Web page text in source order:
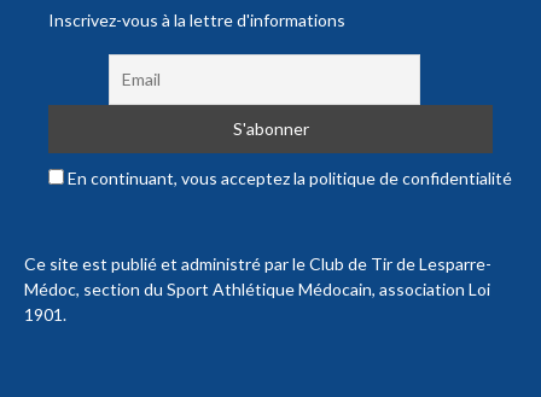
Inscrivez-vous à la lettre d'informations
En continuant, vous acceptez la politique de confidentialité
Ce site est publié et administré par le Club de Tir de Lesparre-
Médoc, section du Sport Athlétique Médocain, association Loi
1901.